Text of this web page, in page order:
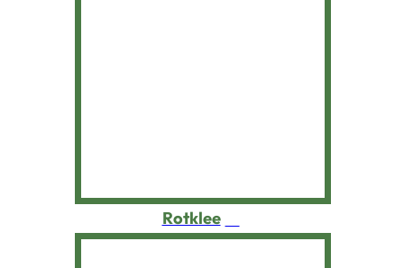
Rotklee